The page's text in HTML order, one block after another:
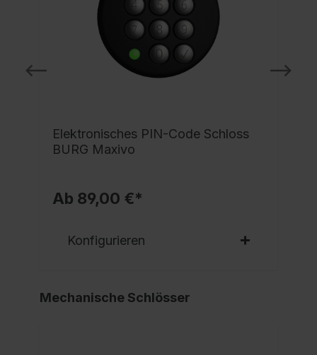
Elektronisches PIN-Code Schloss
BURG Maxivo
Ab 89,00 €*
Konfigurieren
Mechanische Schlösser